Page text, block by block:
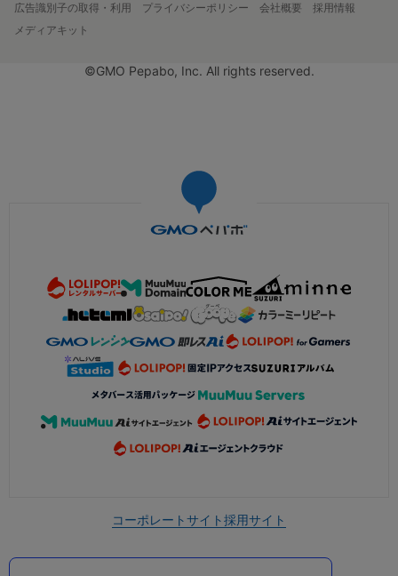
広告識別子の取得・利用
プライバシーポリシー 会社概要
採用情報
メディアキット
©GMO Pepabo, Inc. All rights reserved.
コーポレートサイト採用サイト